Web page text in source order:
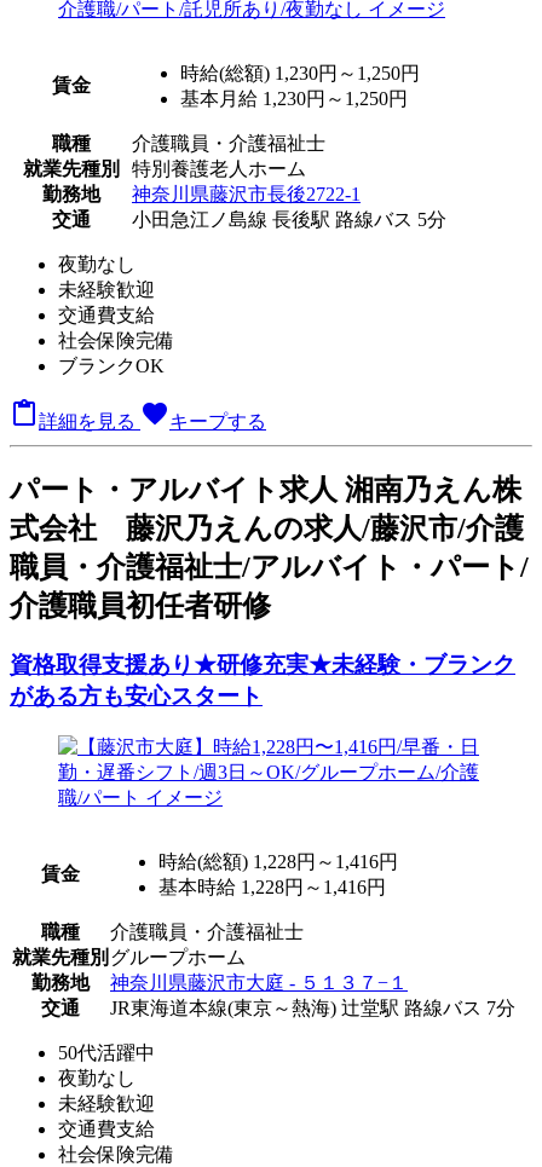
賃金
時給(総額) 1,230円～1,250円
基本月給 1,230円～1,250円
職種
介護職員・介護福祉士
就業先種別
特別養護老人ホーム
勤務地
神奈川県藤沢市長後2722-1
交通
小田急江ノ島線 長後駅 路線バス 5分
夜勤なし
未経験歓迎
交通費支給
社会保険完備
ブランクOK
詳細を見る favoriteキープする
パート ・アルバイト求人 湘南乃えん株
式会社 藤沢乃えんの求人/藤沢市/介護
職員・介護福祉士/アルバイト・パート/
介護職員初任者研修
資格取得支援あり★研修充実★未経験・ブランク
がある方も安心スタート
賃金
時給(総額) 1,228円～1,416円
基本時給 1,228円～1,416円
職種
介護職員・介護福祉士
就業先種別 グループホーム
勤務地
神奈川県藤沢市大庭 - ５１３７−１
交通
JR東海道本線(東京～熱海) 辻堂駅 路線バス 7分
50代活躍中
夜勤なし
未経験歓迎
交通費支給
社会保険完備